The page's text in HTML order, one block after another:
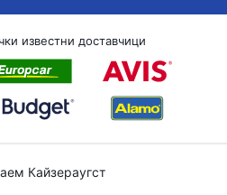
известни доставчици
Кайзераугст